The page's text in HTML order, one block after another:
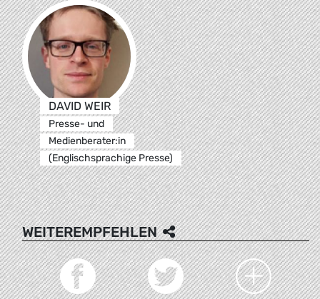
DAVID WEIR
Presse- und
Medienberater:in
(Englischsprachige Presse)
WEITEREMPFEHLEN